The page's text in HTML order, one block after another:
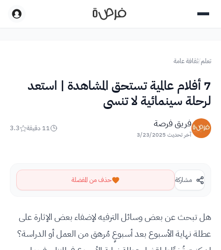
تعلم/ثقافة عامة
7 أفلام عالمية تستحق المشاهدة | استعد
لرحلة سينمائية لا تنسى
فريق فرصة
آخر تحديث 3/23/2025
11 دقيقة 3.3
مشاركة حذف من المفضلة
هل تبحث عن بعض وسائل الترفيه لإضفاء بعض الإثارة على
عطلة نهاية الأسبوع بعد أسبوعٍ مُرهق من العمل أو الدراسة؟